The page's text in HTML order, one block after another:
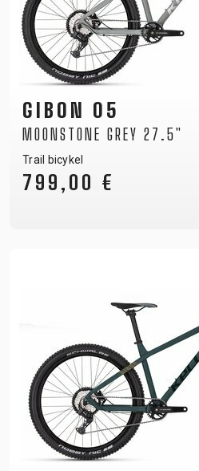
GIBON 05
MOONSTONE GREY 27.5"
Trail bicykel
799,00 €